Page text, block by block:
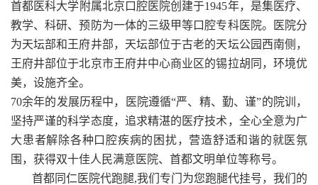
首都医科大学附属北京口腔医院创建于1945年，是集医疗、
教学、科研、预防为一体的三级甲等口腔专科医院。医院分
为天坛部和王府井部，天坛部位于古老的天坛公园西南侧，
王府井部位于北京市王府井中心商业区的锡拉胡同，环境优
美，设施齐全。
70余年的发展历程中，医院遵循“严、精、勤、谨”的院训，
坚持严谨的科学态度，追求精湛的医疗技术，全心全意为广
大患者解除各种口腔疾病的困扰，营造舒适和谐的就医氛
围，获得双十佳人民满意医院、首都文明单位等称号。
首都同仁医院代跑腿,我们专门为您跑腿代挂号，我们的